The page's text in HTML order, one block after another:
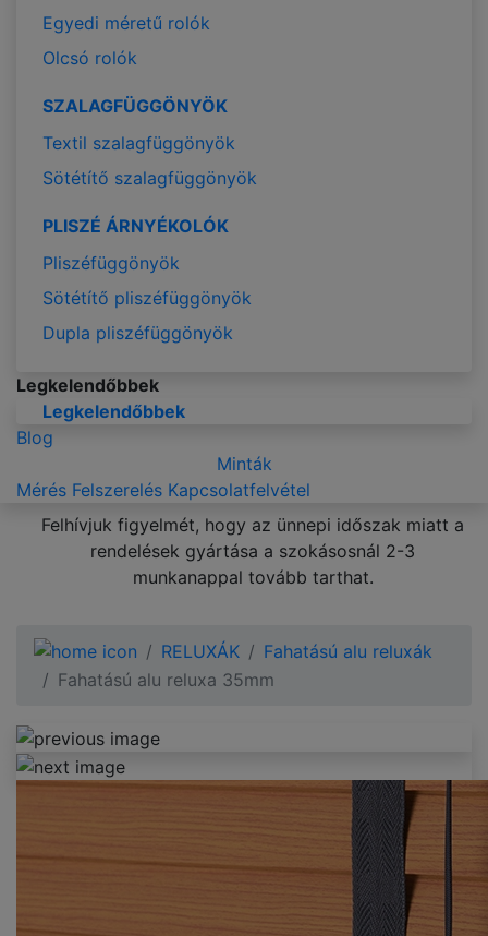
Egyedi méretű rolók
Olcsó rolók
SZALAGFÜGGÖNYÖK
Textil szalagfüggönyök
Sötétítő szalagfüggönyök
PLISZÉ ÁRNYÉKOLÓK
Pliszéfüggönyök
Sötétítő pliszéfüggönyök
Dupla pliszéfüggönyök
Legkelendőbbek
Legkelendőbbek
Blog
Minták
Mérés Felszerelés Kapcsolatfelvétel
Felhívjuk figyelmét, hogy az ünnepi időszak miatt a
rendelések gyártása a szokásosnál 2-3
munkanappal tovább tarthat.
RELUXÁK
Fahatású alu reluxák
Fahatású alu reluxa 35mm